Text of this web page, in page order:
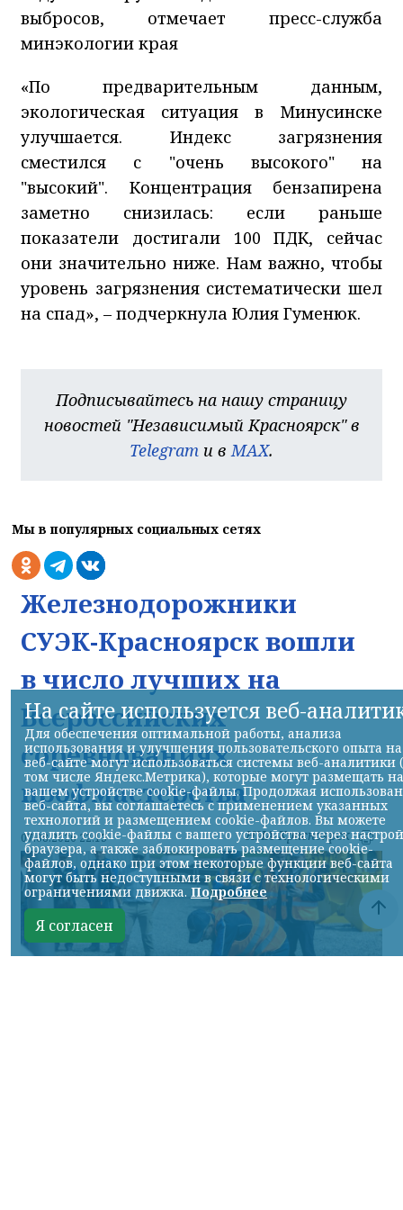
выбросов, отмечает пресс-служба
минэкологии края
«По предварительным данным,
экологическая ситуация в Минусинске
улучшается. Индекс загрязнения
сместился с "очень высокого" на
"высокий". Концентрация бензапирена
заметно снизилась: если раньше
показатели достигали 100 ПДК, сейчас
они значительно ниже. Нам важно, чтобы
уровень загрязнения систематически шел
на спад», – подчеркнула Юлия Гуменюк.
Подписывайтесь на нашу страницу
новостей "Независимый Красноярск" в
Telegram и вMAX.
Мы в популярных социальных сетях
Железнодорожники
СУЭК-Красноярск вошли
в число лучших на
Всероссийских
соревнованиях
профмастерства
07.08.2026 22:13 НИА-Красноярск
На сайте используется веб-
Для обеспечения оптимальной работы, анализа
использования и улучшения пользовательского опыта на
веб-сайте могут использоваться системы веб-аналитики
том числе Яндекс.Метрика), которые могут размещать на
вашем устройстве cookie-файлы. Продолжая
веб-сайта, вы соглашаетесь с применением указанных
технологий и размещением cookie-файлов. Вы можете
удалить cookie-файлы с вашего устройства через
браузера, а также заблокировать размещение cookie-
файлов, однако при этом некоторые функции веб-сайта
могут быть недоступными в связи с технологическими
ограничениями движка. Подробнее
Я согласен